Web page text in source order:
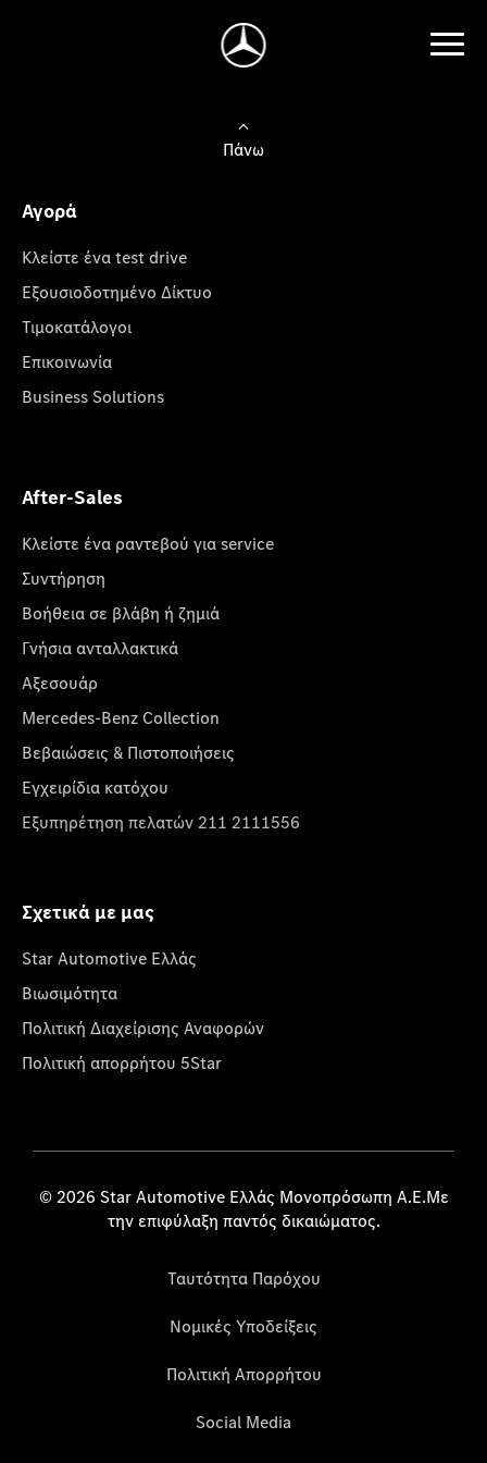
Πάνω
Αγορά
Κλείστε ένα test drive
Εξουσιοδοτημένο Δίκτυο
Τιμοκατάλογοι
Επικοινωνία
Business Solutions
After-Sales
Κλείστε ένα ραντεβού για service
Συντήρηση
Βοήθεια σε βλάβη ή ζημιά
Γνήσια ανταλλακτικά
Αξεσουάρ
Mercedes-Benz Collection
Βεβαιώσεις & Πιστοποιήσεις
Εγχειρίδια κατόχου
Εξυπηρέτηση πελατών 211 2111556
Σχετικά με μας
Star Automotive Ελλάς
Βιωσιμότητα
Πολιτική Διαχείρισης Αναφορών
Πολιτική απορρήτου 5Star
© 2026 Star Automotive Ελλάς Μονοπρόσωπη Α.Ε.Με
την επιφύλαξη παντός δικαιώματος.
Ταυτότητα Παρόχου
Νομικές Υποδείξεις
Πολιτική Απορρήτου
Social Media